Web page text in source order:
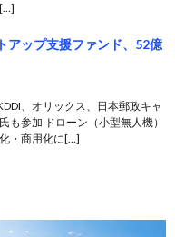
アップ支援ファンド、52億
、オリックス、日本郵政キャ
も参加 ドローン（小型無人機）
・商用化に[…]